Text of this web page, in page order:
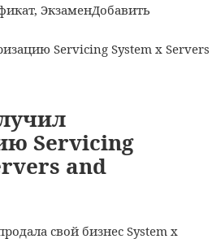
, ЭкзаменДобавить
Servicing
and
свой бизнес System x